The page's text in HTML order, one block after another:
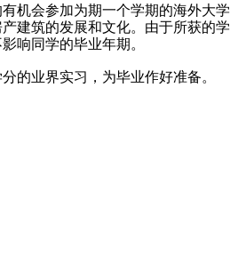
机会参加为期一个学期的海外大学
建筑的发展和文化。由于所获的学
响同学的毕业年期。
的业界实习，为毕业作好准备。